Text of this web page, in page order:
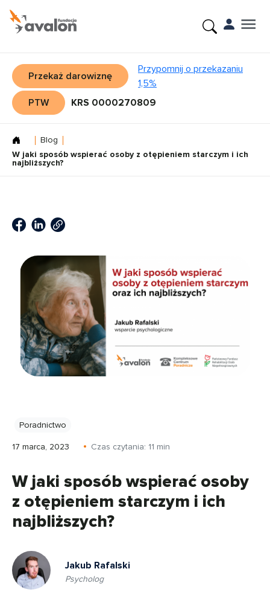
Przekaż darowiznę
Przypomnij o przekazaniu
1,5%
PTW
KRS 0000270809
Blog
W jaki sposób wspierać osoby z otępieniem starczym i ich
najbliższych?
Poradnictwo
17 marca, 2023 Czas czytania: 11 min
W jaki sposób wspierać osoby
z otępieniem starczym i ich
najbliższych?
Jakub Rafalski
Psycholog